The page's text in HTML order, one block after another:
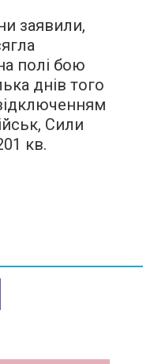
заявили,
полі бою
днів того
Сили
кв.